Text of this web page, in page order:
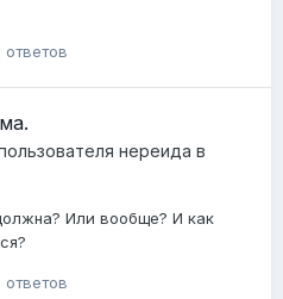
ответов
нереида в
Или вообще? И как
ответов